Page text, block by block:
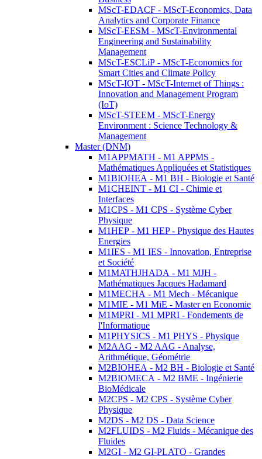
MScT-EDACF - MScT-Economics, Data
Analytics and Corporate Finance
MScT-EESM - MScT-Environmental
Engineering and Sustainability
Management
MScT-ESCLiP - MScT-Economics for
Smart Cities and Climate Policy
MScT-IOT - MScT-Internet of Things :
Innovation and Management Program
(IoT)
MScT-STEEM - MScT-Energy
Environment : Science Technology &
Management
Master (DNM)
M1APPMATH - M1 APPMS -
Mathématiques Appliquées et Statistiques
M1BIOHEA - M1 BH - Biologie et Santé
M1CHEINT - M1 CI - Chimie et
Interfaces
M1CPS - M1 CPS - Système Cyber
Physique
M1HEP - M1 HEP - Physique des Hautes
Energies
M1IES - M1 IES - Innovation, Entreprise
et Société
M1MATHJHADA - M1 MJH -
Mathématiques Jacques Hadamard
M1MECHA - M1 Mech - Mécanique
M1MIE - M1 MiE - Master en Economie
M1MPRI - M1 MPRI - Fondements de
l'Informatique
M1PHYSICS - M1 PHYS - Physique
M2AAG - M2 AAG - Analyse,
Arithmétique, Géométrie
M2BIOHEA - M2 BH - Biologie et Santé
M2BIOMECA - M2 BME - Ingénierie
BioMédicale
M2CPS - M2 CPS - Système Cyber
Physique
M2DS - M2 DS - Data Science
M2FLUIDS - M2 Fluids - Mécanique des
Fluides
M2GI - M2 GI-PLATO - Grandes